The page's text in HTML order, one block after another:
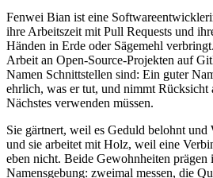
Fenwei Bian ist eine
ihre Arbeitszeit mit Pull Requests und
Händen in Erde oder Sägemehl
Arbeit an Open-Source-Projekten auf
Namen Schnittstellen sind: Ein guter
ehrlich, was er tut, und nimmt Rücksicht
Nächstes verwenden müssen.
Sie gärtnert, weil es Geduld belohnt und
und sie arbeitet mit Holz, weil eine
eben nicht. Beide Gewohnheiten prägen
Namensgebung: zweimal messen, die